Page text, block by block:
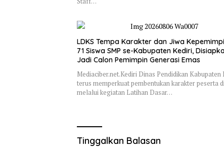
LDKS Tempa Karakter dan Jiwa
71 Siswa SMP se-Kabupaten Kediri,
Jadi Calon Pemimpin Generasi Emas
Mediaciber.net.Kediri Dinas Pendidikan Kabupaten
terus memperkuat pembentukan karakter peserta
melalui kegiatan Latihan Dasar…
Tinggalkan Balasan